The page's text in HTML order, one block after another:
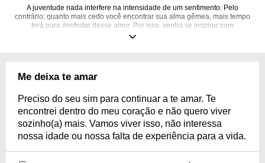
A juventude nada interfere na intensidade de um sentimento. Pelo
contrário; quanto mais cedo você encontrar sua alma gêmea, mais tempo
terá para desfrutar desse amor. Por isso, venha se inspirar com
declarações românticas e compartilhe esse sentimento com a pessoa que
Me deixa te amar
Preciso do seu sim para continuar a te amar. Te
encontrei dentro do meu coração e não quero viver
sozinho(a) mais. Vamos viver isso, não interessa
nossa idade ou nossa falta de experiência para a vida.